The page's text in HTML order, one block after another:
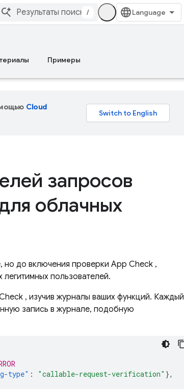
/
Примеры
Cloud
запросов
облачных
но до включения проверки App Check ,
пользователей.
, изучив журналы ваших функций. Каждый
запись в журнале, подобную
type" : "callable-request-verification" },